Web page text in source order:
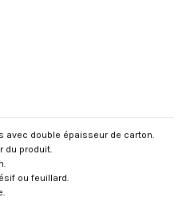
avec double épaisseur de carton.
du produit.
ou feuillard.